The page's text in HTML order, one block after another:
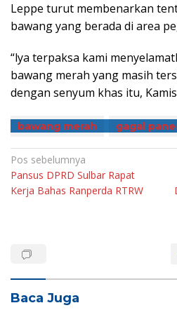
Leppe turut membenarkan
bawang yang berada di area
“lya terpaksa kami
bawang merah yang masih
dengan senyum khas itu,
bawang merah gagal
Navigasi
pos
Pos sebelumnya
Pansus DPRD Sulbar Rapat
Kerja Bahas Ranperda RTRW
Baca Juga